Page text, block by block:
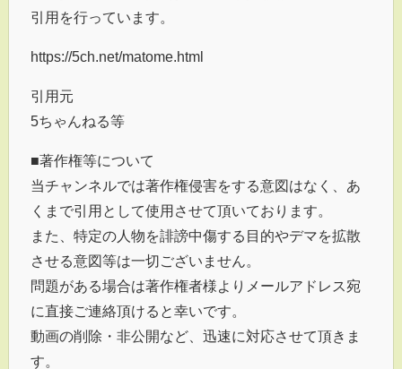
引用を行っています。
https://5ch.net/matome.html
引用元
5ちゃんねる等
■著作権等について
当チャンネルでは著作権侵害をする意図はなく、あ
くまで引用として使用させて頂いております。
また、特定の人物を誹謗中傷する目的やデマを拡散
させる意図等は一切ございません。
問題がある場合は著作権者様よりメールアドレス宛
に直接ご連絡頂けると幸いです。
動画の削除・非公開など、迅速に対応させて頂きま
す。